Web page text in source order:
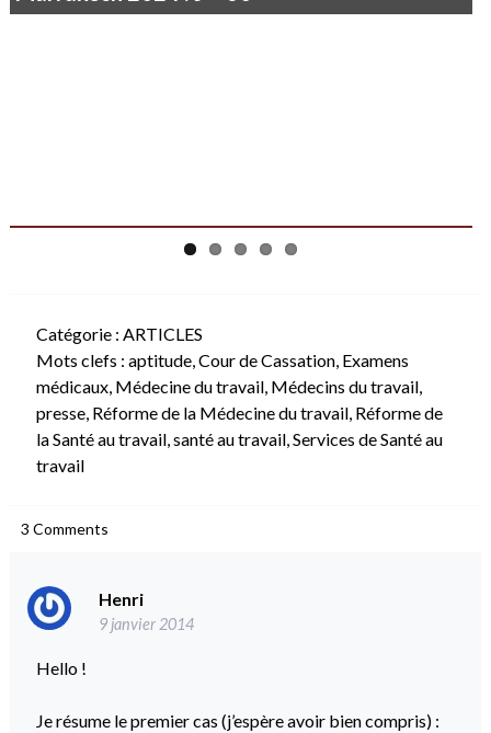
Catégorie : ARTICLES
Mots clefs : aptitude, Cour de Cassation, Examens
médicaux, Médecine du travail, Médecins du travail,
presse, Réforme de la Médecine du travail, Réforme de
la Santé au travail, santé au travail, Services de Santé au
travail
3 Comments
Henri
9 janvier 2014
Hello !
Je résume le premier cas (j’espère avoir bien compris) :